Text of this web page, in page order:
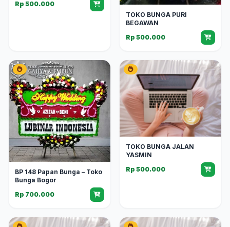
Rp 500.000
TOKO BUNGA PURI
BEGAWAN
Rp 500.000
BP 148 Papan Bunga – Toko
Bunga Bogor
Rp 700.000
TOKO BUNGA JALAN
YASMIN
Rp 500.000